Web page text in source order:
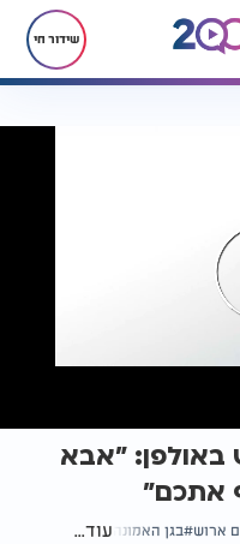
שידור חי
"אבא ביקש ממני לבוא ולשתף אתכם"
באולפן: "אבא
אתכם"
ארוש בגן האמונה עוד...